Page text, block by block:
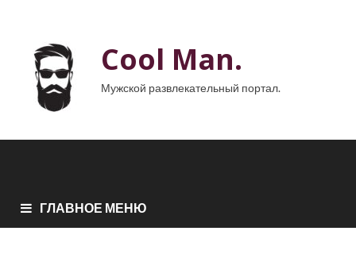
Cool Man.
Мужской развлекательный портал.
ГЛАВНОЕ МЕНЮ